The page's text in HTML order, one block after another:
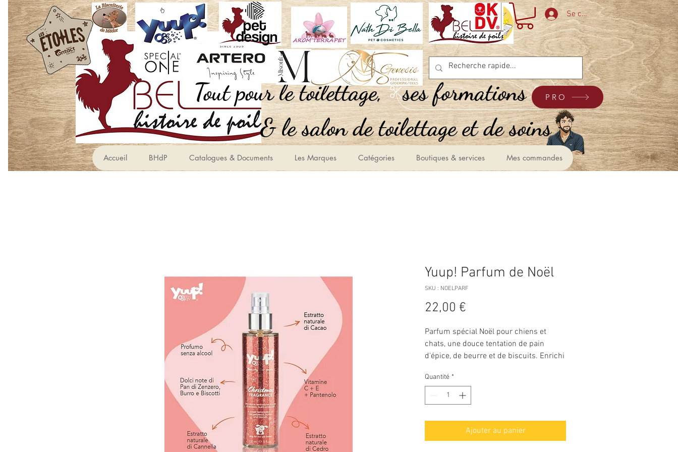
Se connecter
,Tout pour le toilettage
ses formations
le salon de toilettage et de soins &
Accueil BHdP Catalogues & Documents Les Marques Catégories Boutiques & services Mes commandes
PRO
Yuup! Parfum de Noël
SKU : NOELPARF
22,00 €
Parfum spécial Noël pour chiens et
chats, une douce tentation de pain
d'épice, de beurre et de biscuits. Enrichi
Il ne contient pas d'alcool.
150ml
Quantité *
Ajouter au panier